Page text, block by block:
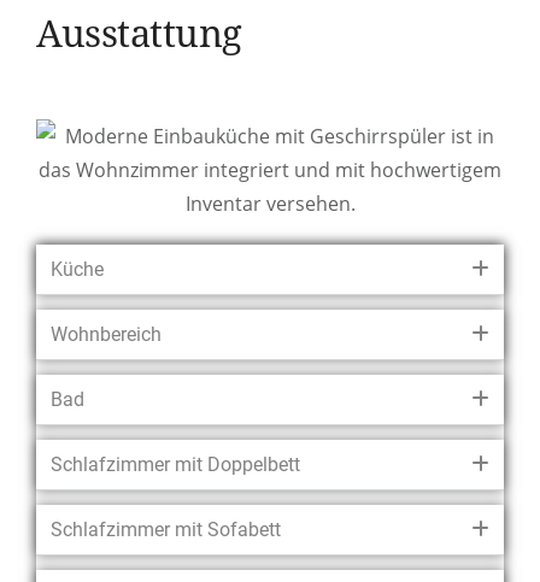
Ausstattung
Küche
Wohnbereich
Bad
Schlafzimmer mit Doppelbett
Schlafzimmer mit Sofabett